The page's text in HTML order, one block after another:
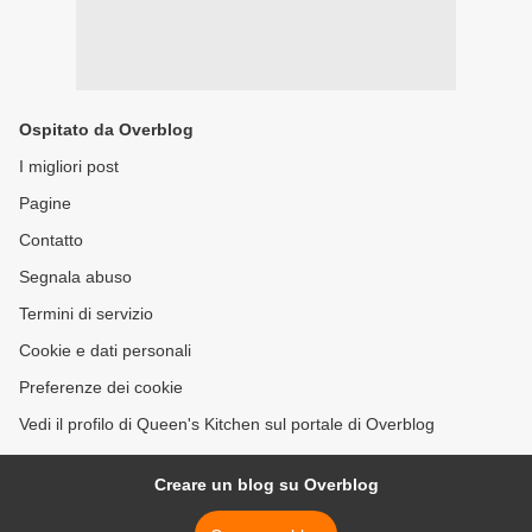
Ospitato da Overblog
I migliori post
Pagine
Contatto
Segnala abuso
Termini di servizio
Cookie e dati personali
Preferenze dei cookie
Vedi il profilo di Queen's Kitchen sul portale di Overblog
Creare un blog su Overblog